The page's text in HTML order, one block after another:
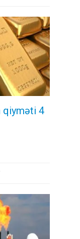
qiyməti 4